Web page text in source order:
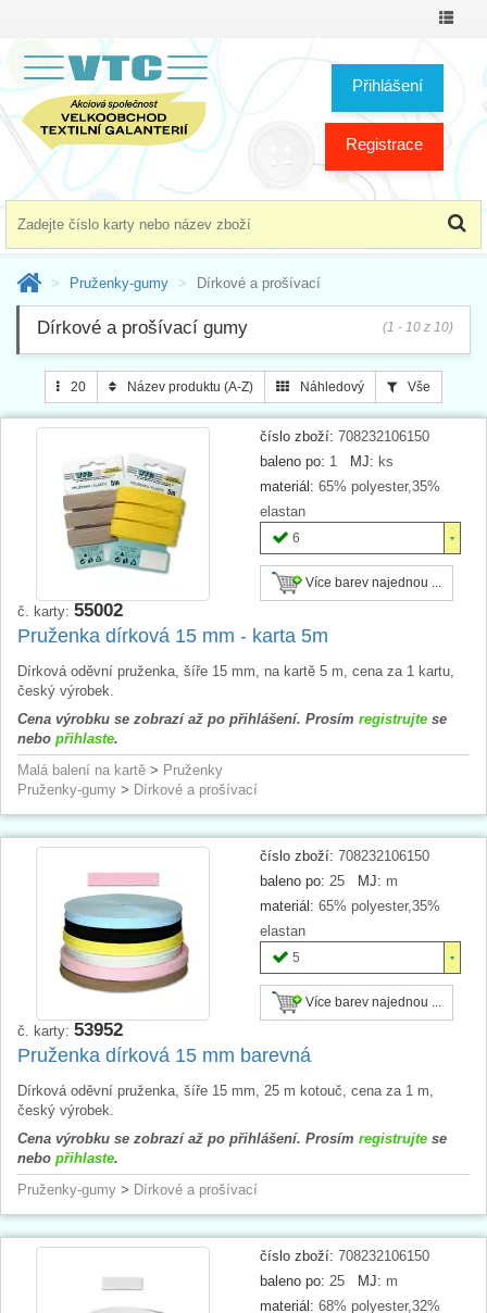
Přihlášení
Registrace
Pruženky-gumy Dírkové a prošívací
Dírkové a prošívací gumy (1 - 10 z 10)
20 Název produktu (A-Z) Náhledový Vše
číslo zboží: 708232106150
baleno po: 1 MJ: ks
materiál: 65% polyester,35%
elastan
6
Více barev najednou ...
č. karty: 55002
Pruženka dírková 15 mm - karta 5m
Dírková oděvní pruženka, šíře 15 mm, na kartě 5 m, cena za 1 kartu,
český výrobek.
Cena výrobku se zobrazí až po přihlášení. Prosím registrujte se
nebo přihlaste.
Malá balení na kartě > Pruženky
Pruženky-gumy > Dírkové a prošívací
číslo zboží: 708232106150
baleno po: 25 MJ: m
materiál: 65% polyester,35%
elastan
5
Více barev najednou ...
č. karty: 53952
Pruženka dírková 15 mm barevná
Dírková oděvní pruženka, šíře 15 mm, 25 m kotouč, cena za 1 m,
český výrobek.
Cena výrobku se zobrazí až po přihlášení. Prosím registrujte se
nebo přihlaste.
Pruženky-gumy > Dírkové a prošívací
číslo zboží: 708232106150
baleno po: 25 MJ: m
materiál: 68% polyester,32%